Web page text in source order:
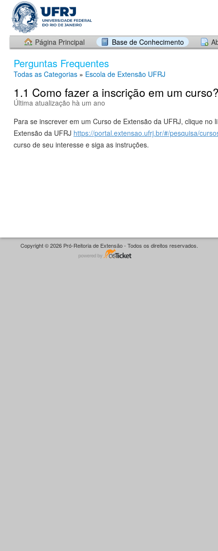
Página Principal Base de Conhecimento
Perguntas Frequentes
Todas as Categorias » Escola de Extensão UFRJ
1.1 Como fazer a inscrição em um
Última atualização hà um ano
Para se inscrever em um Curso de Extensão da UFRJ, clique no
Extensão da UFRJ https://portal.extensao.ufrj.br/#/pesquisa/
curso de seu interesse e siga as instruções.
Copyright © 2026 Pró-Reitoria de Extensão - Todos os direitos reservados.